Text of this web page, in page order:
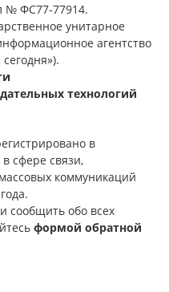
№ ФС77-77914.
унитарное
агентство
технологий
в
сфере связи,
коммуникаций
сообщить обо всех
формой обратной